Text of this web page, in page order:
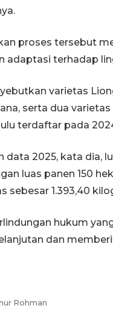
proses tersebut
adaptasi terhadap
varietas
serta dua
terdaftar pada
data 2025, kata dia,
luas panen 150
sebesar 1.393,40
hukum
dan
Rohman